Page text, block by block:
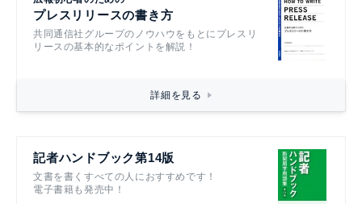
プレスリリースの書き方
共同通信社グループのノウハウをもとにプレスリ
リースの基本的なポイントを解説！
詳細を見る
記者ハンドブック第14版
文書を書くすべての人におすすめです！
電子書籍も発売中！